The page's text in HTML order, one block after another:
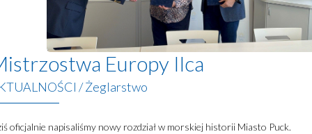
Europy Ilca
/Żeglarstwo
oficjalnie napisaliśmy nowy rozdział w morskiej historii Miasto Puck.